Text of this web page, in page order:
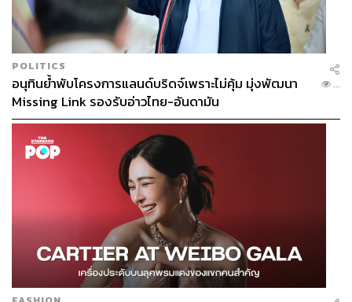
POLITICS
อนุทินย้ำพับโครงการแลนด์บริดจ์เพราะไม่คุ้ม มุ่งพัฒนา
Missing Link รองรับอ่าวไทย-อันดามัน
...